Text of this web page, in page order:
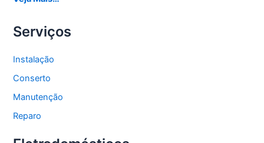
Serviços
Instalação
Conserto
Manutenção
Reparo